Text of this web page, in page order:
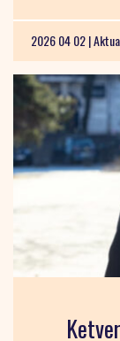
2026 04 02 |